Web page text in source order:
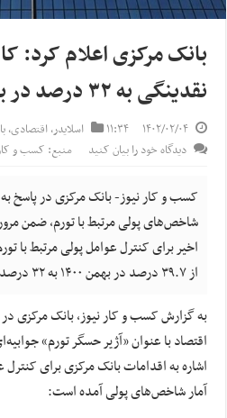
بانک مرکزی اعلام کرد:
نقدینگی به ۳۲ درصد در بهمن ماه
۱۴۰۲/۰۲/۰۴ ۱۱:۳۴ اسلایدر,اقتصادی,
دیدگاه خود را بیان کنید
منبع: کسب و
کسب و کار نیوز- بانک مرکزی در پاسخ
شاخص‌های پولی مرتبط با تورم، ضمن
اخیر برای کنترل عوامل پولی مرتبط با
از ۳۹.۷ درصد در بهمن ۱۴۰۰ به ۳۲ درصد در بهمن ۱۴۰۱ خبر داد.
به گزارش کسب و کار نیوز، بانک مرکزی در
اقتصاد با عنوان «آژیر حسگر تورم»
اشاره به اقدامات بانک مرکزی برای کنترل
آمار شاخص‌های پولی آمده است: